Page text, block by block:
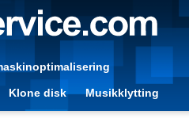
Klone disk Musikklytting